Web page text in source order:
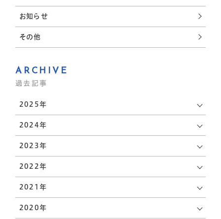
会社を知る
会社概要
スタッフブログ
社長ブログ
ピックアップ
募集要項 サイトマッ
お知らせ
その他
ARCHIVE
過去記事
2025年
2024年
2023年
2022年
2021年
2020年